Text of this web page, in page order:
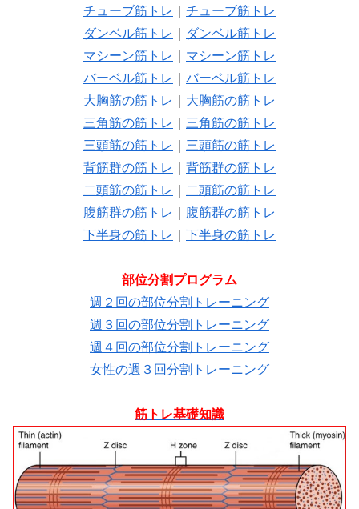
チューブ筋トレ
チューブ筋トレ
ダンベル筋トレ
ダンベル筋トレ
マシーン筋トレ
マシーン筋トレ
バーベル筋トレ
バーベル筋トレ
大胸筋の筋トレ
大胸筋の筋トレ
三角筋の筋トレ
三角筋の筋トレ
三頭筋の筋トレ
三頭筋の筋トレ
背筋群の筋トレ
背筋群の筋トレ
二頭筋の筋トレ
二頭筋の筋トレ
腹筋群の筋トレ
腹筋群の筋トレ
下半身の筋トレ
下半身の筋トレ
部位分割プログラム
週２回の部位分割トレーニング
週３回の部位分割トレーニング
週４回の部位分割トレーニング
女性の週３回分割トレーニング
筋トレ基礎知識